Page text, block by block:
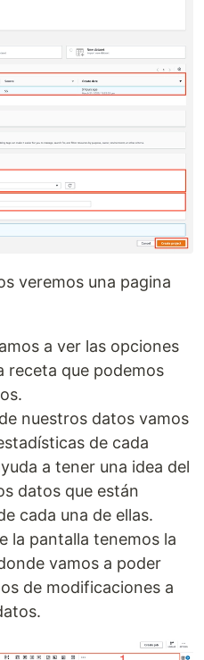
veremos una pagina
a ver las opciones
receta que podemos
nuestros datos vamos
de cada
a tener una idea del
datos que están
cada una de ellas.
la pantalla tenemos la
vamos a poder
de modificaciones a